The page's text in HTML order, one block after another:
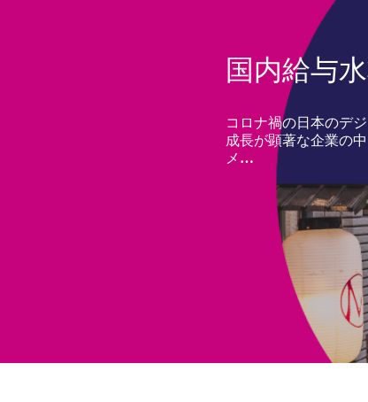
国内給与
コロナ禍の日本のデ
成長が顕著な企業の
メ…